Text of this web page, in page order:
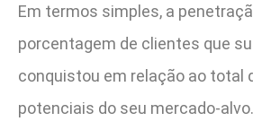
Em termos simples, a
porcentagem de clientes que
conquistou em relação ao total
potenciais do seu mercado-